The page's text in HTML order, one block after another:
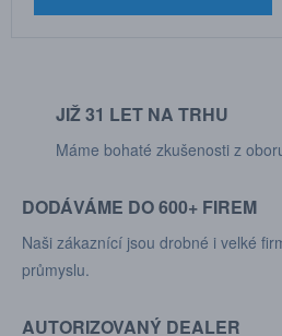
JIŽ 31 LET NA TRHU
Máme bohaté zkušenosti z
DODÁVÁME DO 600+ FIREM
Naši zákaznící jsou drobné i velké
průmyslu.
AUTORIZOVANÝ DEALER